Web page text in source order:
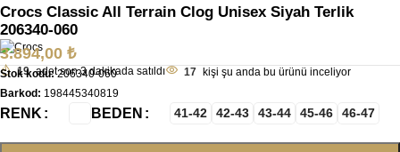
Crocs Classic All Terrain Clog Unisex Siyah Terlik
206340-060
3.894,00 ₺
19 adet son 3 dakikada satıldı 17 kişi şu anda bu ürünü inceliyor
Stok kodu:206340-060
Barkod: 198445340819
RENK BEDEN 41-42 42-43 43-44 45-46 46-47